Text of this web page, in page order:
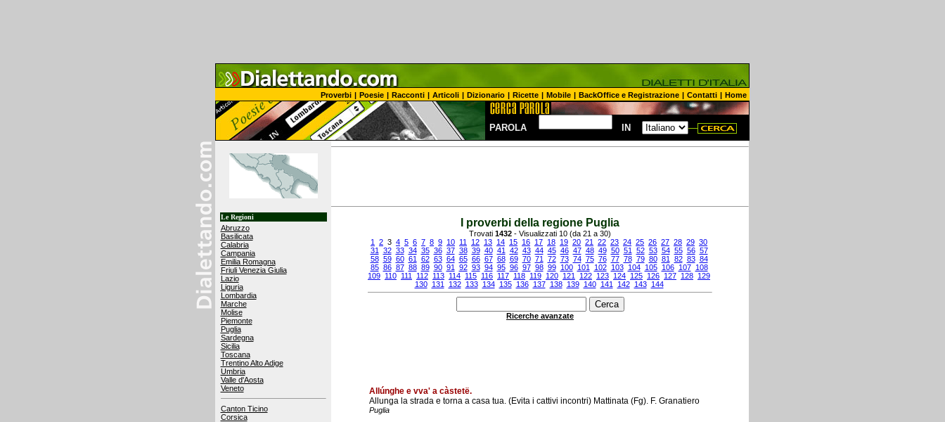
Proverbi | Poesie | Racconti | Articoli | Dizionario | Ricette | Mobile | BackOffice e Registrazione | Contatti | Home
PAROLA IN
Le Regioni
Abruzzo
Basilicata
Calabria
Campania
Emilia Romagna
Friuli Venezia Giulia
Lazio
Liguria
Lombardia
Marche
Molise
Piemonte
Puglia
Sardegna
Sicilia
Toscana
Trentino Alto Adige
Umbria
Valle d'Aosta
Veneto
Canton Ticino
Corsica
I proverbi della regione Puglia
Trovati 1432 - Visualizzati 10 (da 21 a 30)
1
2 3 4 5 6 7 8 9 10 11 12 13 14 15 16 17 18 19 20 21 22 23 24 25 26 27 28 29 30
31
32 33 34 35 36 37 38 39 40 41 42 43 44 45 46 47 48 49 50 51 52 53 54 55 56 57
58 59 60 61 62 63 64 65 66 67 68 69 70 71 72 73 74 75 76 77 78 79 80 81 82 83 84
85 86 87 88 89 90 91 92 93 94 95 96 97 98 99 100 101 102 103 104 105 106 107
108
109 110 111 112 113 114 115 116 117 118 119 120 121 122 123 124 125 126 127 128 129
130
131 132 133 134 135 136 137 138 139 140 141 142 143 144
Ricerche avanzate
Allúnghe e vva' a càstetë.
Allunga la strada e torna a casa tua. (Evita i cattivi incontri) Mattinata (Fg). F. Granatiero
Puglia